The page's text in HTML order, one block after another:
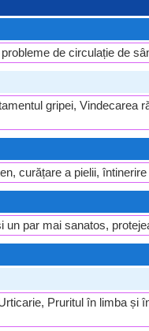
de circulație de
gripei, Vindecarea
curățare a pielii, întinerire
par mai sanatos,
Pruritul în limba și